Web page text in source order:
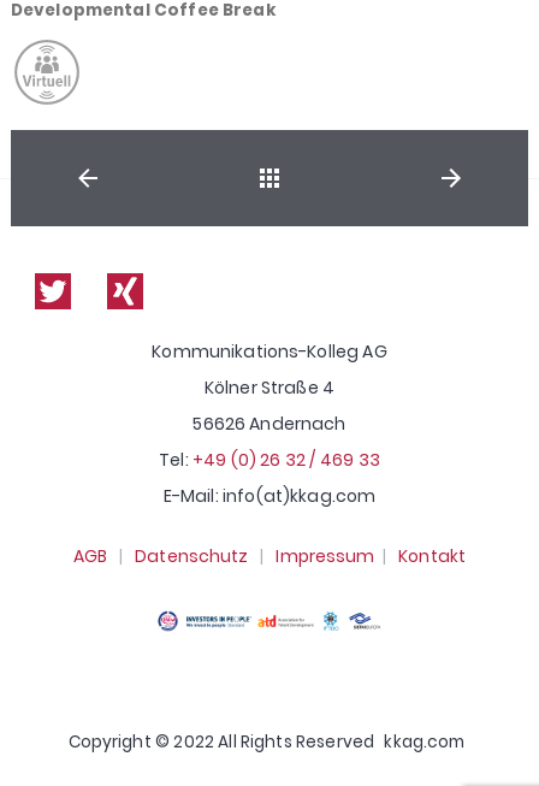
Developmental Coffee Break
Kommunikations-Kolleg AG
Kölner Straße 4
56626 Andernach
Tel: +49 (0) 26 32 / 469 33
E-Mail: info(at)kkag.com
AGB |Datenschutz |Impressum |Kontakt
Copyright © 2022 All Rights Reserved kkag.com